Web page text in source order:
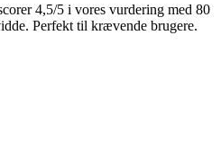
4,5/5 i vores vurdering med 80
Perfekt til krævende brugere.